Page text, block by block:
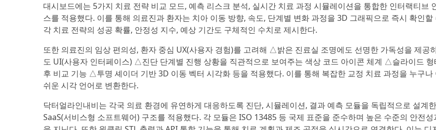
대시보드에는 5가지 치료 전략 비교 모드, 예측 리스크 분석, 실시간 치료 과정 시뮬레이션을 통합한 인터랙티브
스를 적용했다. 이를 통해 의료진과 환자는 치아 이동 방향, 속도, 단계별 변화 과정을 3D 그래픽으로 즉시 확인할
각 치료 전략의 성공 확률, 안정성 지수, 예상 기간도 구체적인 수치로 제시한다.
또한 의료진의 임상 편의성, 환자 중심 UX(사용자 경험)를 고려해 △밝은 진료실 조명에도 선명한 가독성을 제공
도 UI(사용자 인터페이스) △진단 단계별 진행 상황을 직관적으로 보여주는 색상 코드 아이콘 체계 △슬라이드 형
후 비교 기능 △투명 셰이더 기반 3D 이동 벡터 시각화 등을 적용했다. 이를 통해 복잡한 교정 치료 과정을 누구나
쉬운 시각 언어로 변환한다.
닥터얼라인내비는 각국 의료 환경에 유연하게 대응하도록 진단, 시뮬레이션, 결과 예측 모듈을 독립적으로 설계
SaaS(서비스형 소프트웨어) 구조를 적용했다. 각 모듈은 ISO 13485 등 국제 표준을 준수하며 높은 수준의 안전성